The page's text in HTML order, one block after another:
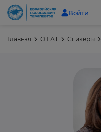
Войти
Главная О ЕАТ Спикеры